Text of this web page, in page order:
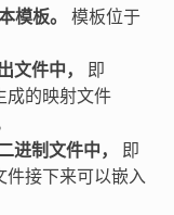
模板。
模板位于
文件中，
即
成的映射文件
进制文件中，
即
件接下来可以嵌入